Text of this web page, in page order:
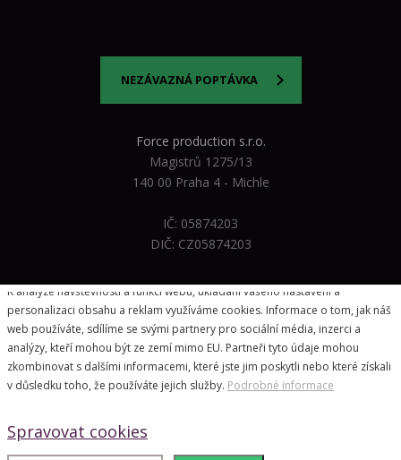
NEZÁVAZNÁ POPTÁVKA
Force production s.r.o.
Magistrů 1275/13
140 00 Praha 4 - Michle
IČ: 05874203
DIČ: CZ05874203
© 2026Forceproduction.cz- všechna práva vyhrazena
Redakční systém vytvořilJan Čech& grafický návrh
KošnarDesign
Vážíme si vašeho soukromí
K analýze návštěvnosti a funkcí webu, ukládání vašeho nastavení a
personalizaci obsahu a reklam využíváme cookies. Informace o tom, jak náš
web používáte, sdílíme se svými partnery pro sociální média, inzerci a
analýzy, kteří mohou být ze zemí mimo EU. Partneři tyto údaje mohou
zkombinovat s dalšími informacemi, které jste jim poskytli nebo které získali
v důsledku toho, že používáte jejich služby. Podrobné informace
Spravovat cookies